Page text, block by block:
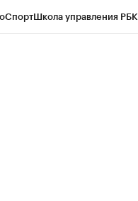
СпортШкола управления РБК